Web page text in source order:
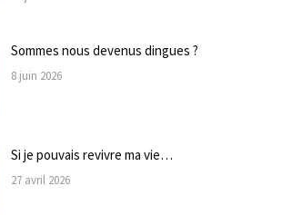
Sommes nous devenus dingues ?
8 juin 2026
Si je pouvais revivre ma vie…
27 avril 2026